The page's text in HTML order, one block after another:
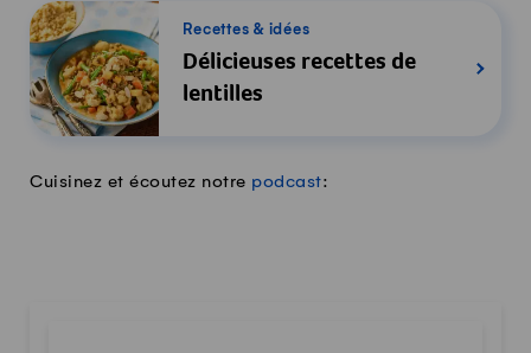
Recettes & idées
Délicieuses recettes de
lentilles
Cuisinez et écoutez notre podcast: